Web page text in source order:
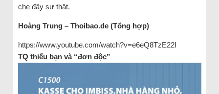
che đậy sự thật.
Hoàng Trung – Thoibao.de (Tổng hợp)
https://www.youtube.com/watch?v=e6eQ8TzE22I
TQ thiếu bạn và “đơn độc”